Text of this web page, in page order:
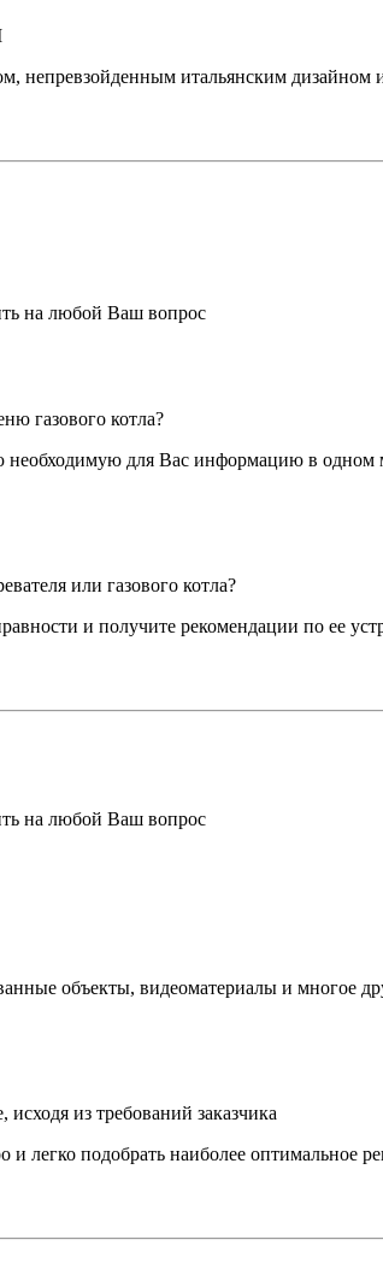
непревзойденным итальянским
на любой Ваш вопрос
газового котла?
необходимую для Вас информацию в одном
или газового котла?
и получите рекомендации по ее
на любой Ваш вопрос
объекты, видеоматериалы и многое
из требований заказчика
легко подобрать наиболее оптимальное